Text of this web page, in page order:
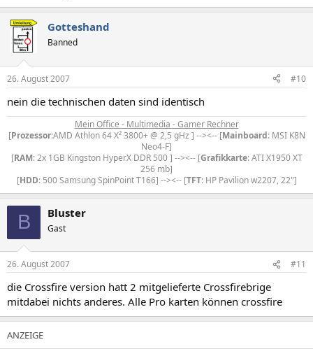
Gotteshand
Banned
26. August 2007 #10
nein die technischen daten sind identisch
Mein Office - Multimedia - Gamer Rechner
[Prozessor:AMD Athlon 64 X² 3800+ @ 2,5 gHz ] --><-- [Mainboard: MSI K8N
Neo4-F]
[RAM: 2x 1GB Kingston HyperX DDR 500 ] --><-- [Grafikkarte: ATI X1950 XT
256 mb]
[HDD: 500 Samsung SpinPoint T166] --><-- [TFT: HP Pavilion w2207, 22"]​
B Bluster
Gast
26. August 2007 #11
die Crossfire version hatt 2 mitgelieferte Crossfirebrige
mitdabei nichts anderes. Alle Pro karten können crossfire